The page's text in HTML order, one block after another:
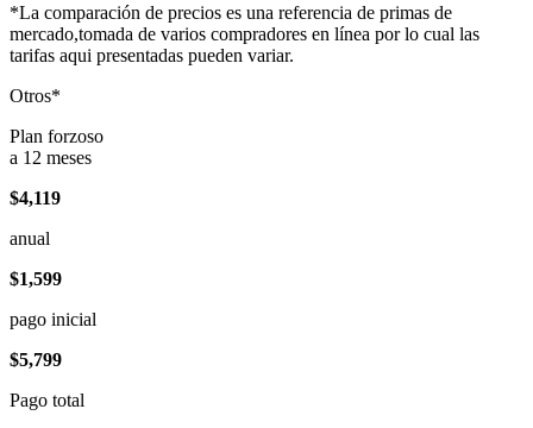
*La comparación de precios es una referencia de primas de
mercado,tomada de varios compradores en línea por lo cual las
tarifas aqui presentadas pueden variar.
Otros*
Plan forzoso
a 12 meses
$4,119
anual
$1,599
pago inicial
$5,799
Pago total